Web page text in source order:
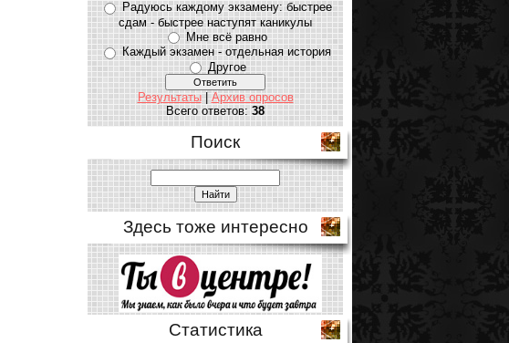
Радуюсь каждому экзамену: быстрее
сдам - быстрее наступят каникулы
Мне всё равно
Каждый экзамен - отдельная история
Другое
Результаты|Архив опросов
Всего ответов:38
Поиск
Здесь тоже интересно
Статистика